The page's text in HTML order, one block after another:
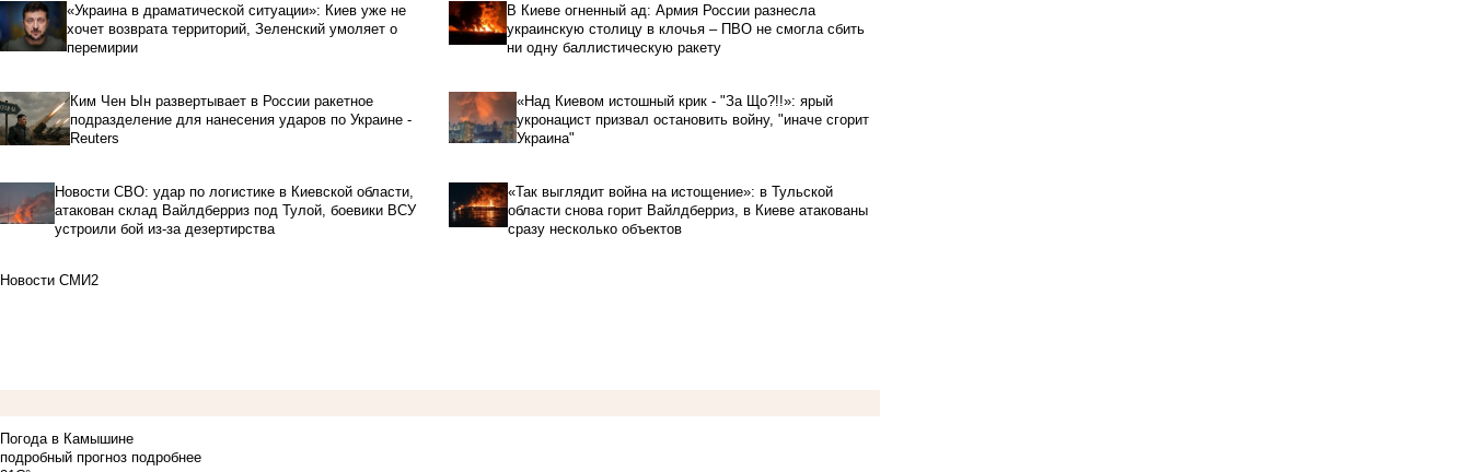
«Украина в драматической ситуации»: Киев уже не
хочет возврата территорий, Зеленский умоляет о
перемирии
В Киеве огненный ад: Армия России разнесла
украинскую столицу в клочья – ПВО не смогла сбить
ни одну баллистическую ракету
Ким Чен Ын развертывает в России ракетное
подразделение для нанесения ударов по Украине -
Reuters
«Над Киевом истошный крик - "За Що?!!»: ярый
укронацист призвал остановить войну, "иначе сгорит
Украина"
Новости СВО: удар по логистике в Киевской области,
атакован склад Вайлдберриз под Тулой, боевики ВСУ
устроили бой из-за дезертирства
«Так выглядит война на истощение»: в Тульской
области снова горит Вайлдберриз, в Киеве атакованы
сразу несколько объектов
Новости СМИ2
Погода в Камышине
подробный прогноз подробнее